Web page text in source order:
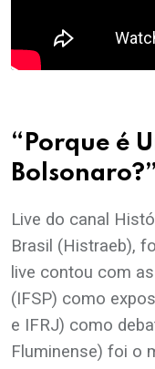
“Porque é
Bolsonaro?”
Live do canal
Brasil (Histraeb),
live contou com
(IFSP) como
e IFRJ) como
Fluminense) foi o